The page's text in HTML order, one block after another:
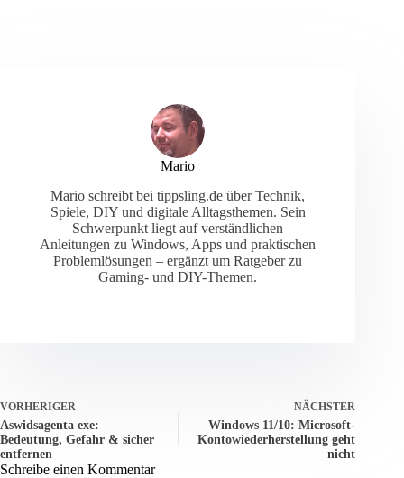
Mario
Mario schreibt bei tippsling.de über Technik,
Spiele, DIY und digitale Alltagsthemen. Sein
Schwerpunkt liegt auf verständlichen
Anleitungen zu Windows, Apps und praktischen
Problemlösungen – ergänzt um Ratgeber zu
Gaming- und DIY-Themen.
VORHERIGER
Aswidsagenta exe:
Bedeutung, Gefahr & sicher
entfernen
NÄCHSTER
Windows 11/10: Microsoft-
Kontowiederherstellung geht
nicht
Schreibe einen Kommentar